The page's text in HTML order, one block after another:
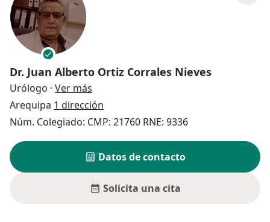
Dr. Juan Alberto Ortiz Corrales Nieves
Urólogo · Ver más
Arequipa 1 dirección
Núm. Colegiado: CMP: 21760 RNE: 9336
Datos de contacto
Solicita una cita